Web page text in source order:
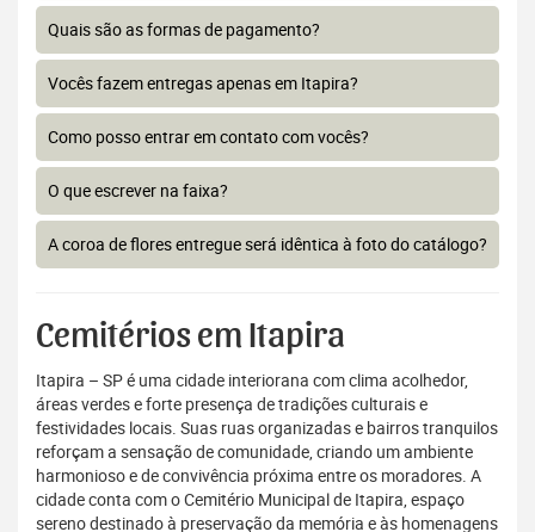
Quais são as formas de pagamento?
Vocês fazem entregas apenas em Itapira?
Como posso entrar em contato com vocês?
O que escrever na faixa?
A coroa de flores entregue será idêntica à foto do catálogo?
Cemitérios em Itapira
Itapira – SP é uma cidade interiorana com clima acolhedor,
áreas verdes e forte presença de tradições culturais e
festividades locais. Suas ruas organizadas e bairros tranquilos
reforçam a sensação de comunidade, criando um ambiente
harmonioso e de convivência próxima entre os moradores. A
cidade conta com o Cemitério Municipal de Itapira, espaço
sereno destinado à preservação da memória e às homenagens